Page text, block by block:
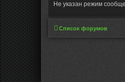
Не указан режим
Список форумов